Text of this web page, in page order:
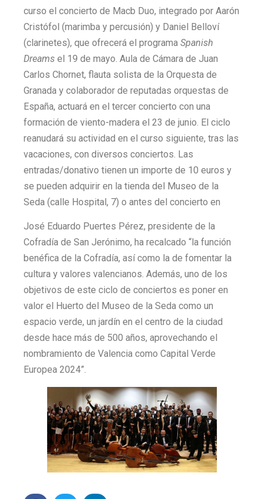
curso el concierto de Macb Duo, integrado por Aarón
Cristófol (marimba y percusión) y Daniel Belloví
(clarinetes), que ofrecerá el programa Spanish
Dreams el 19 de mayo. Aula de Cámara de Juan
Carlos Chornet, flauta solista de la Orquesta de
Granada y colaborador de reputadas orquestas de
España, actuará en el tercer concierto con una
formación de viento-madera el 23 de junio. El ciclo
reanudará su actividad en el curso siguiente, tras las
vacaciones, con diversos conciertos. Las
entradas/donativo tienen un importe de 10 euros y
se pueden adquirir en la tienda del Museo de la
Seda (calle Hospital, 7) o antes del concierto en
José Eduardo Puertes Pérez, presidente de la
Cofradía de San Jerónimo, ha recalcado “la función
benéfica de la Cofradía, así como la de fomentar la
cultura y valores valencianos. Además, uno de los
objetivos de este ciclo de conciertos es poner en
valor el Huerto del Museo de la Seda como un
espacio verde, un jardín en el centro de la ciudad
desde hace más de 500 años, aprovechando el
nombramiento de Valencia como Capital Verde
Europea 2024”.